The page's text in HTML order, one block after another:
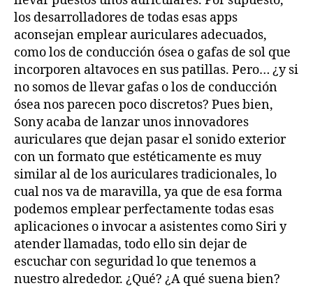
los desarrolladores de todas esas apps
aconsejan emplear auriculares adecuados,
como los de conducción ósea o gafas de sol que
incorporen altavoces en sus patillas. Pero… ¿y si
no somos de llevar gafas o los de conducción
ósea nos parecen poco discretos? Pues bien,
Sony acaba de lanzar unos innovadores
auriculares que dejan pasar el sonido exterior
con un formato que estéticamente es muy
similar al de los auriculares tradicionales, lo
cual nos va de maravilla, ya que de esa forma
podemos emplear perfectamente todas esas
aplicaciones o invocar a asistentes como Siri y
atender llamadas, todo ello sin dejar de
escuchar con seguridad lo que tenemos a
nuestro alrededor. ¿Qué? ¿A qué suena bien?